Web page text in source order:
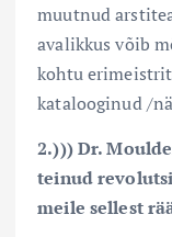
muutnud
avalikkus võib
kohtu
katalooginud /
2.))) Dr.
teinud
meile sellest